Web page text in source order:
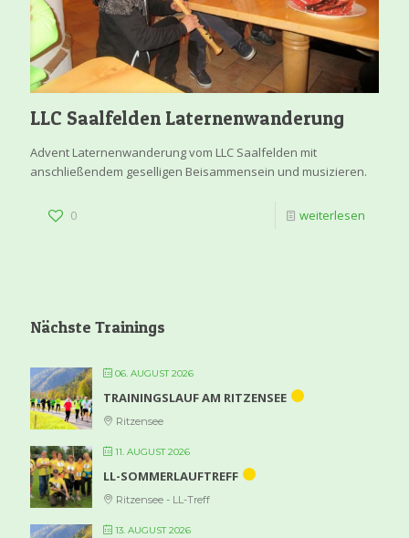
LLC Saalfelden Laternenwanderung
Advent Laternenwanderung vom LLC Saalfelden mit
anschließendem geselligen Beisammensein und musizieren.
0 weiterlesen
Nächste Trainings
06. AUGUST 2026
TRAININGSLAUF AM RITZENSEE
Ritzensee
11. AUGUST 2026
LL-SOMMERLAUFTREFF
Ritzensee - LL-Treff
13. AUGUST 2026